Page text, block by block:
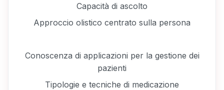
Capacità di ascolto
Approccio olistico centrato sulla persona
Conoscenza di applicazioni per la gestione dei
pazienti
Tipologie e tecniche di medicazione